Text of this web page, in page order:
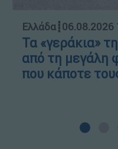
Ελλάδα┋06.08.2026
Τα «γεράκια»
από τη μεγάλη
που κάποτε